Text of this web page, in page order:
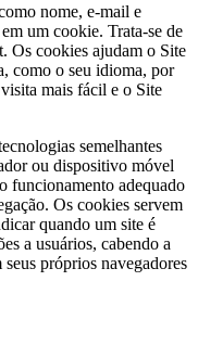
nome, e-mail e
um cookie. Trata-se de
Os cookies ajudam o Site
como o seu idioma, por
mais fácil e o Site
semelhantes
ou dispositivo móvel
funcionamento adequado
Os cookies servem
quando um site é
a usuários, cabendo a
seus próprios navegadores